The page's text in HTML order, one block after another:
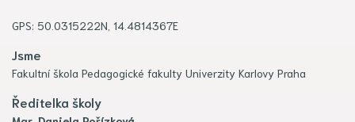
GPS: 50.0315222N, 14.4814367E
Jsme
Fakultní škola Pedagogické fakulty Univerzity Karlovy Praha
Ředitelka školy